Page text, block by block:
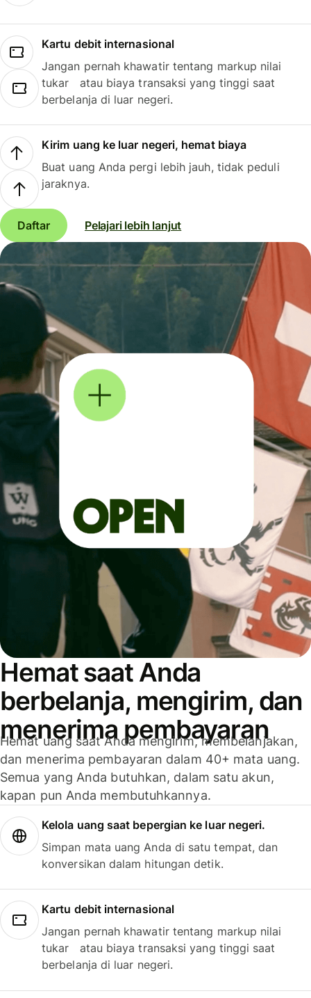
Kartu debit internasional
Jangan pernah khawatir tentang markup nilai
tukar atau biaya transaksi yang tinggi saat
berbelanja di luar negeri.
Kirim uang ke luar negeri, hemat biaya
Buat uang Anda pergi lebih jauh, tidak peduli
jaraknya.
Daftar Pelajari lebih lanjut
Hemat saat Anda
berbelanja, mengirim, dan
menerima pembayaran
Hemat uang saat Anda mengirim, membelanjakan,
dan menerima pembayaran dalam 40+ mata uang.
Semua yang Anda butuhkan, dalam satu akun,
kapan pun Anda membutuhkannya.
Kelola uang saat bepergian ke luar negeri.
Simpan mata uang Anda di satu tempat, dan
konversikan dalam hitungan detik.
Kartu debit internasional
Jangan pernah khawatir tentang markup nilai
tukar atau biaya transaksi yang tinggi saat
berbelanja di luar negeri.